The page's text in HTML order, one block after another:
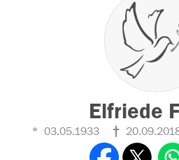
Elfriede
03.05.1933